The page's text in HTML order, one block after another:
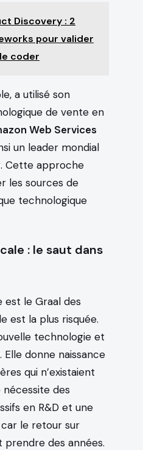
Discovery : 2
pour valider
coder
a utilisé son
de vente en
Web Services
un leader mondial
Cette approche
les sources de
technologique
: le saut dans
est le Graal des
est la plus risquée.
technologie et
donne naissance
qui n’existaient
nécessite des
en R&D et une
le retour sur
des années.